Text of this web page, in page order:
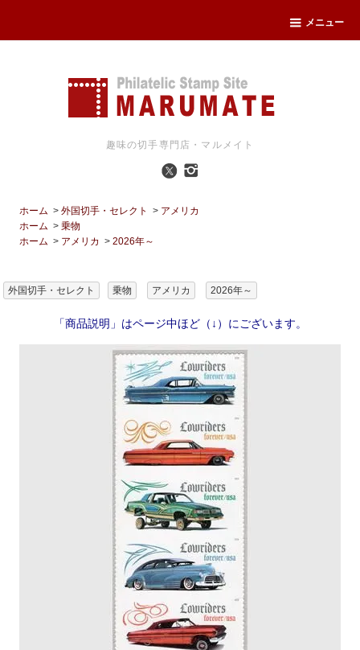
メニュー
趣味の切手専門店・マルメイト
ホーム >外国切手・セレクト > アメリカ
ホーム >乗物
ホーム > アメリカ >2026年～
外国切手・セレクト 乗物 アメリカ 2026年～
「商品説明」はページ中ほど（↓）にございます。